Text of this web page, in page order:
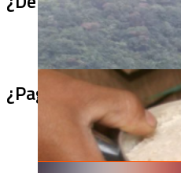
¿Pagaron menos de